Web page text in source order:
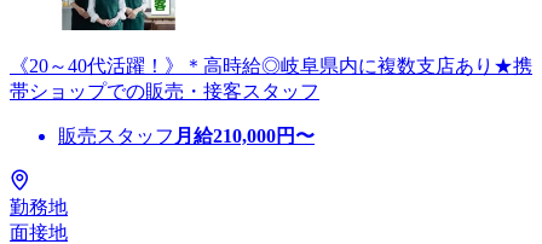
《20～40代活躍！》＊高時給◎岐阜県内に複数支店あり★携
帯ショップでの販売・接客スタッフ
販売スタッフ 月給210,000円〜
勤務地
面接地